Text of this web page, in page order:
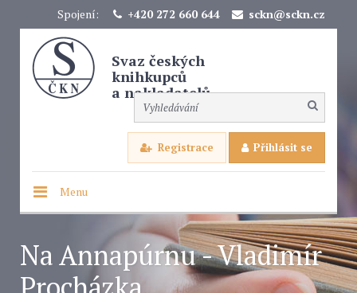
Spojení: +420 272 660 644 sckn@sckn.cz
Svaz českých
knihkupců
a nakladatelů
Registrace Přihlásit se
Menu
Na Annapúrnu - Vladimír